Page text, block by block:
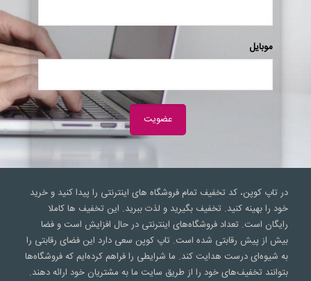
موبایل
در تاپ کوپن، کد تخفیف تمام فروشگاه های اینترنتی را پیدا کنید و خرید
خود را بهینه کنید. تخفیف بگیرید و لذت ببرید. این تخفیف ها کاملا
رایگان است. تعداد فروشگاه‌های اینترنتی در حال افزایش است و فضا
بیش از پیش رقابتی شده است. تاپ کوپن سعی‌ دارد این فضای رقابتی را
به شیوه‌ای درست هدایت کند. ما شرایطی را فراهم کرده‌ایم که فروشگاه‌ها
بتوانند تخفیف‌های خود را از طریق سایت ما به مشتریان خود ارائه دهند.